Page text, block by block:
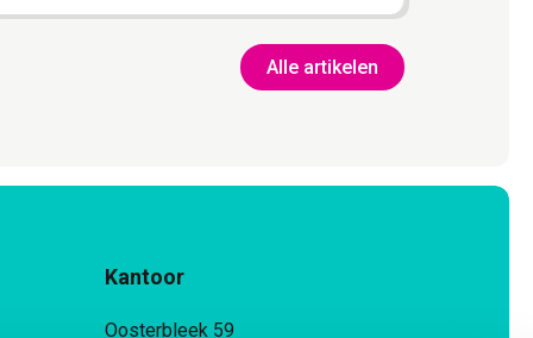
Alle artikelen
Kantoor
Oosterbleek 59